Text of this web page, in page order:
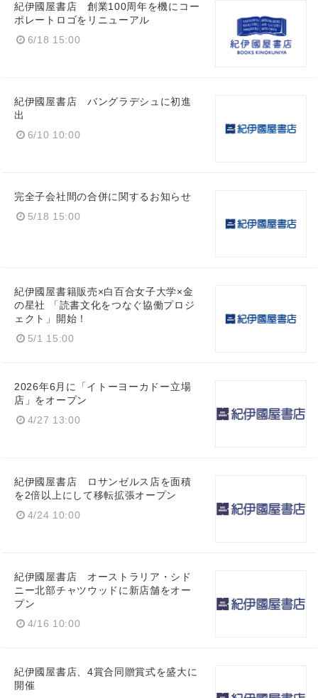
紀伊國屋書店 創業100周年を機にコー
ポレートロゴをリニューアル
6/18 15:00
紀伊國屋書店 バングラデシュに初進
出
6/10 10:00
完全子会社間の合併に関するお知らせ
5/18 15:00
紀伊國屋書籍販売×白百合女子大学×金
の星社 「読書文化をつなぐ協働プロジ
ェクト」開始！
5/1 15:00
2026年6月に「イトーヨーカドー立場
店」をオープン
4/27 13:00
紀伊國屋書店 ロサンゼルス店を面積
を2倍以上にして移転拡張オープン
4/24 10:00
紀伊國屋書店 オーストラリア・シド
ニー北部チャツウッドに新店舗をオー
プン
4/16 10:00
紀伊國屋書店、4賞合同贈賞式を盛大に
開催
Japanese